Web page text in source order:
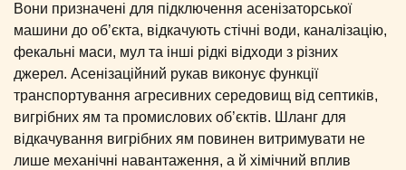
Вони призначені для підключення асенізаторської
машини до об’єкта, відкачують стічні води, каналізацію,
фекальні маси, мул та інші рідкі відходи з різних
джерел. Асенізаційний рукав виконує функції
транспортування агресивних середовищ від септиків,
вигрібних ям та промислових об’єктів. Шланг для
відкачування вигрібних ям повинен витримувати не
лише механічні навантаження, а й хімічний вплив